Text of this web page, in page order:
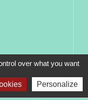
over what you want
Personalize